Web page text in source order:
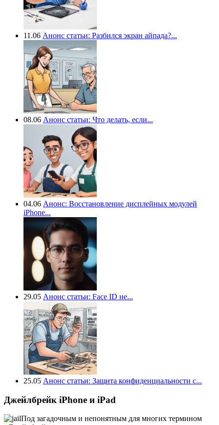
11.06 Анонс статьи: Разбился экран айпада?...
08.06 Анонс статьи: Что делать, если...
04.06 Анонс: Восстановление дисплейных модулей
iPhone...
29.05 Анонс статьи: Face ID не...
25.05 Анонс статьи: Защита конфиденциальности с...
Джейлбрейк iPhone и iPad
Под загадочным и непонятным для многих термином